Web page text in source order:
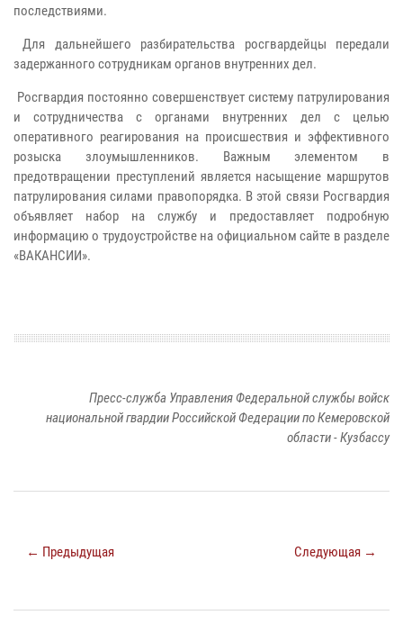
последствиями.
Для дальнейшего разбирательства росгвардейцы передали
задержанного сотрудникам органов внутренних дел.
Росгвардия постоянно совершенствует систему патрулирования
и сотрудничества с органами внутренних дел с целью
оперативного реагирования на происшествия и эффективного
розыска злоумышленников. Важным элементом в
предотвращении преступлений является насыщение маршрутов
патрулирования силами правопорядка. В этой связи Росгвардия
объявляет набор на службу и предоставляет подробную
информацию о трудоустройстве на официальном сайте в разделе
«ВАКАНСИИ».
Пресс-служба Управления Федеральной службы войск
национальной гвардии Российской Федерации по Кемеровской
области - Кузбассу
← Предыдущая Следующая →